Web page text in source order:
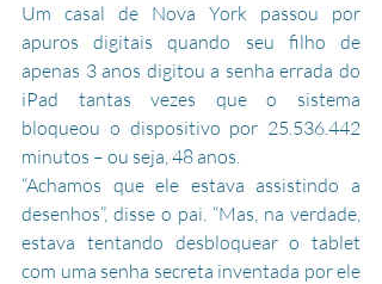
Um casal de Nova York passou por
apuros digitais quando seu filho de
apenas 3 anos digitou a senha errada do
iPad tantas vezes que o sistema
bloqueou o dispositivo por 25.536.442
minutos – ou seja, 48 anos.
“Achamos que ele estava assistindo a
desenhos”, disse o pai. “Mas, na verdade,
estava tentando desbloquear o tablet
com uma senha secreta inventada por ele